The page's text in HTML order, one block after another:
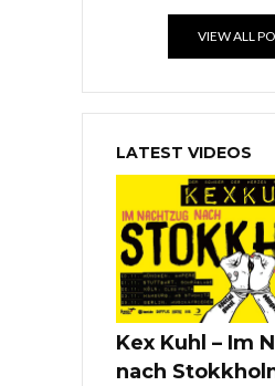
VIEW ALL
LATEST VIDEOS
Kex Kuhl – Im
nach